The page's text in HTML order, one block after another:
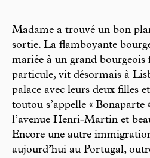
Madame a trouvé un bon
sortie. La flamboyante
mariée à un grand bourgeois
particule, vit désormais à
palace avec leurs deux filles
toutou s’appelle « Bonaparte
l’avenue Henri-Martin et
Encore une autre
aujourd’hui au Portugal,